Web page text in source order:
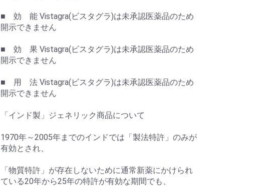
■ 効 能 Vistagra(ビスタグラ)は未承認医薬品のため
開示できません
■ 効 果 Vistagra(ビスタグラ)は未承認医薬品のため
開示できません
■ 用 法 Vistagra(ビスタグラ)は未承認医薬品のため
開示できません
「インド製」ジェネリック商品について
1970年～2005年までのインドでは「製法特許」のみが
有効とされ、
「物質特許」が存在しないために通常新薬にかけられ
ている20年から25年の特許が有効な期間でも、